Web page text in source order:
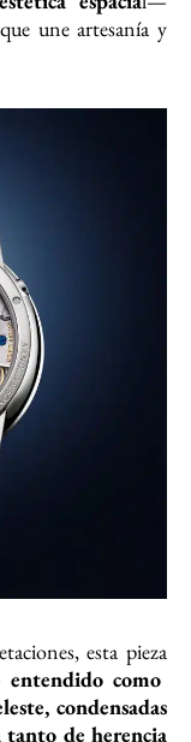
une artesanía y
esta pieza
como
condensadas
tanto de herencia